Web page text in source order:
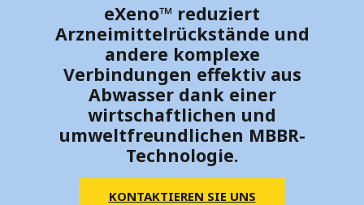
eXeno™ reduziert
Arzneimittelrückstände und
andere komplexe
Verbindungen effektiv aus
Abwasser dank einer
wirtschaftlichen und
umweltfreundlichen MBBR-
Technologie.
KONTAKTIEREN SIE UNS